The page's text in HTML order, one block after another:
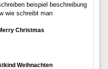
beispiel beschreibung
wie schreibt man
Christmas
Weihnachten